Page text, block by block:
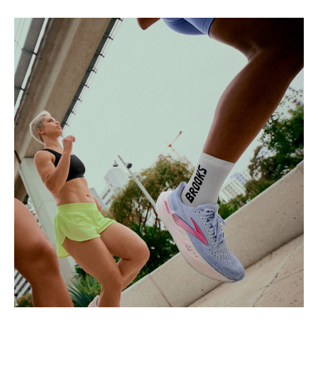
Play
Video